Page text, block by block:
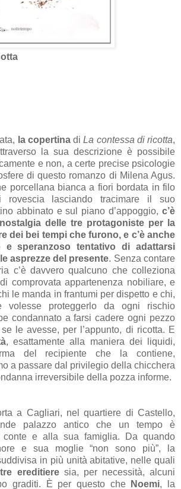
la copertinadiLa contessa di ricotta,
la sua descrizione è possibile
e non, a certe precise psicologie
di questo romanzo di Milena Agus.
porcellana bianca a fiori bordata in filo
rovescia lasciando tracimare il suo
abbinato e sul piano d’appoggio, c’è
delle tre protagoniste per la
dei bei tempi che furono, e c’è anche
e speranzoso tentativo di adattarsi
asprezze del presente. Senza contare
c’è davvero qualcuno che colleziona
comprovata appartenenza nobiliare, e
le manda in frantumi per dispetto e chi,
volesse proteggerlo da ogni rischio
condannato a farsi cadere ogni pezzo
le avesse, per l’appunto, di ricotta. E
, esattamente alla maniera dei liquidi,
del recipiente che la contiene,
a passare dal privilegio della chicchera
irreversibile della pozza informe.
a Cagliari, nel quartiere di Castello,
palazzo antico che un tempo è
conte e alla sua famiglia. Da quando
e sua moglie “non sono più”, la
in più unità abitative, nelle quali
ereditieresia, per necessità, alcuni
graditi. È per questo che
Noemi, la